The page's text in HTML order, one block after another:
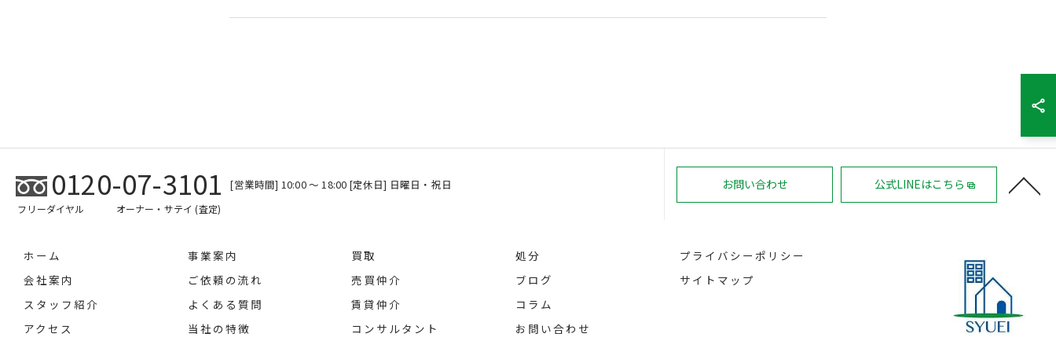
0120-07-3101
フリーダイヤル オーナー・サテイ (査定)
[営業時間] 10:00 ～ 18:00 [定休日] 日曜日・祝日 お問い合わせ 公式LINEはこちら
ホーム
会社案内
スタッフ紹介
アクセス
事業案内
ご依頼の流れ
よくある質問
当社の特徴
買取
売買仲介
賃貸仲介
コンサルタント
処分
ブログ
コラム
お問い合わせ
プライバシーポリシー
サイトマップ